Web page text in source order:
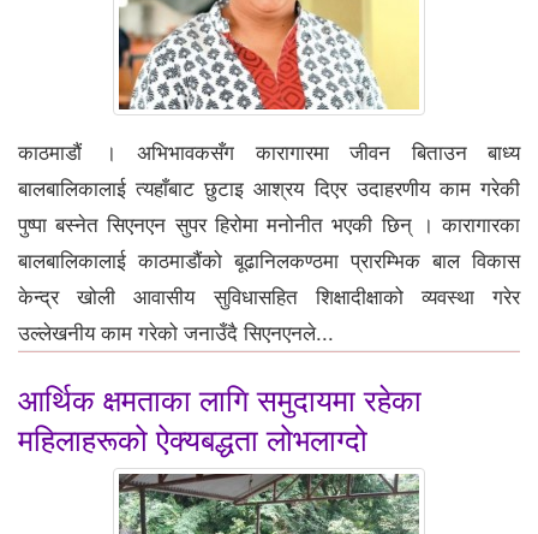
काठमाडौं । अभिभावकसँग कारागारमा जीवन बिताउन बाध्य
बालबालिकालाई त्यहाँबाट छुटाइ आश्रय दिएर उदाहरणीय काम गरेकी
पुष्पा बस्नेत सिएनएन सुपर हिरोमा मनोनीत भएकी छिन् । कारागारका
बालबालिकालाई काठमाडौंको बूढानिलकण्ठमा प्रारम्भिक बाल विकास
केन्द्र खोली आवासीय सुविधासहित शिक्षादीक्षाको व्यवस्था गरेर
उल्लेखनीय काम गरेको जनाउँदै सिएनएनले...
आर्थिक क्षमताका लागि समुदायमा रहेका
महिलाहरूको ऐक्यबद्धता लोभलाग्दो